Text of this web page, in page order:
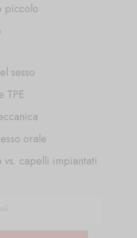
piccolo
sesso
TPE
orale
vs. capelli impiantati